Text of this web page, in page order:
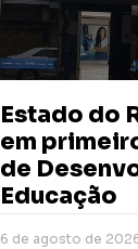
Estado do
em
de
Educação
6 de agosto de